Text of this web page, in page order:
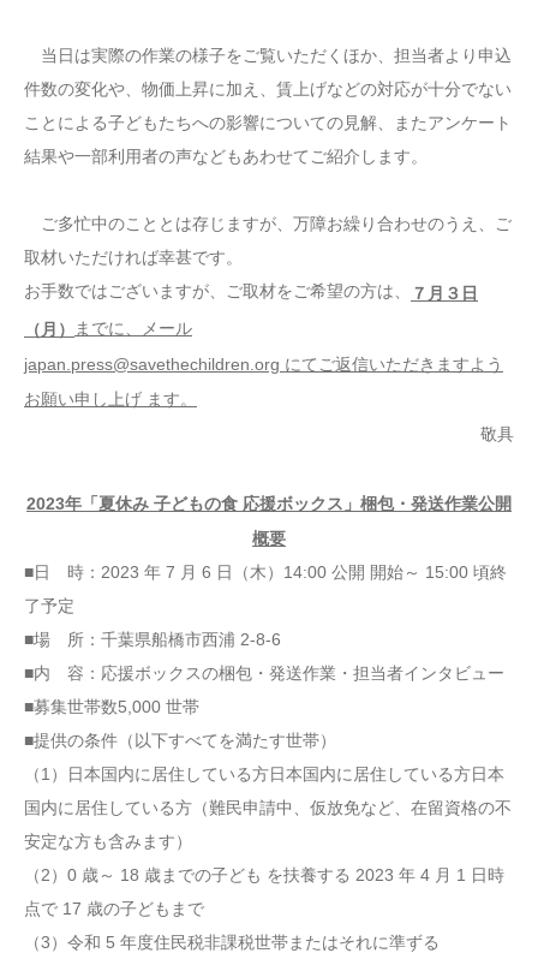
当日は実際の作業の様子をご覧いただくほか、担当者より申込
件数の変化や、物価上昇に加え、賃上げなどの対応が十分でない
ことによる子どもたちへの影響についての見解、またアンケート
結果や一部利用者の声などもあわせてご紹介します。
ご多忙中のこととは存じますが、万障お繰り合わせのうえ、ご
取材いただければ幸甚です。
お手数ではございますが、ご取材をご希望の方は、
７月３日
（月）
までに、メール
japan.press@savethechildren.org にてご返信いただきますよう
お願い申し上げ ます。
敬具
2023年「夏休み 子どもの食 応援ボックス」梱包・発送作業公開
概要
■日 時：2023 年 7 月 6 日（木）14:00 公開 開始～ 15:00 頃終
了予定
■場 所：千葉県船橋市西浦 2-8-6
■内 容：応援ボックスの梱包・発送作業・担当者インタビュー
■募集世帯数5,000 世帯
■提供の条件（以下すべてを満たす世帯）
（1）日本国内に居住している方日本国内に居住している方日本
国内に居住している方（難民申請中、仮放免など、在留資格の不
安定な方も含みます）
（2）0 歳～ 18 歳までの子ども を扶養する 2023 年 4 月 1 日時
点で 17 歳の子どもまで
（3）令和 5 年度住民税非課税世帯またはそれに準ずる